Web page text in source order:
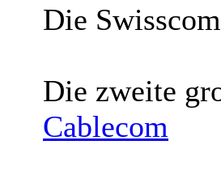
Die
Die zweite
Cablecom